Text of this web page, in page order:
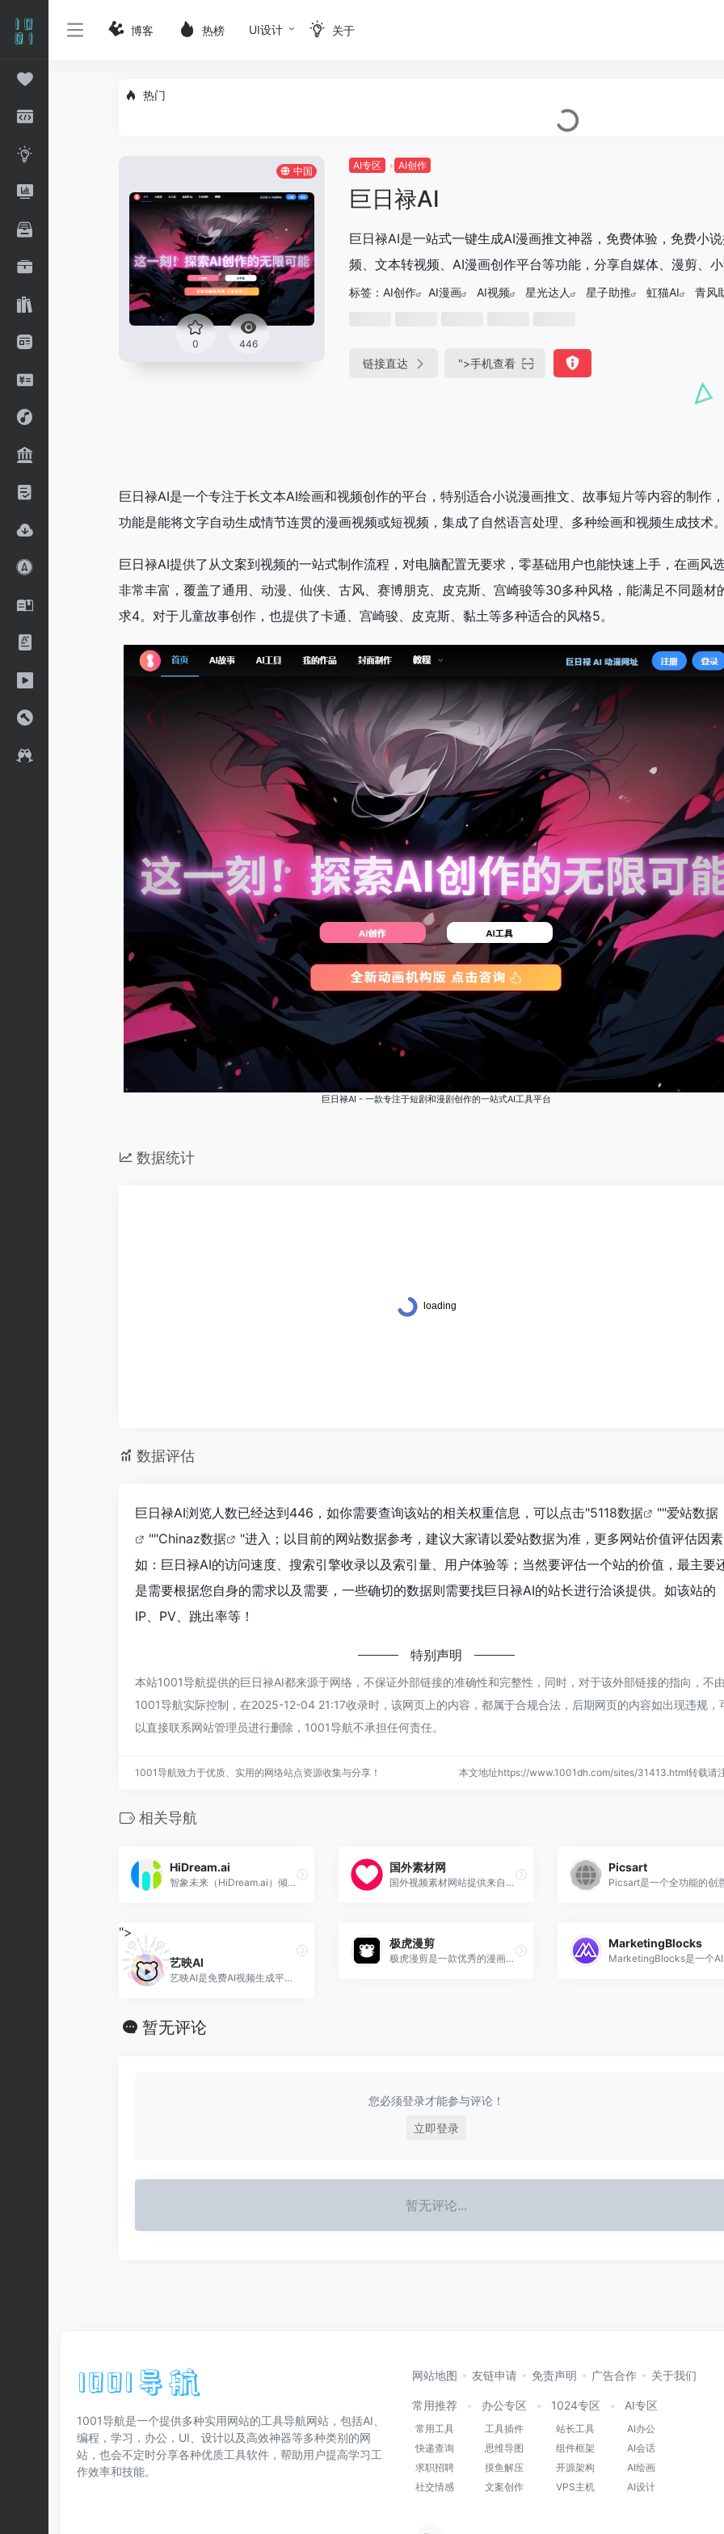
博客 热榜 UI设计 关于
热门
中国
0 446
AI专区 AI创作
巨日禄AI
巨日禄AI是一站式一键生成AI漫画推文神器，免费体验，免费小
频、文本转视频、AI漫画创作平台等功能，分享自媒体、漫剪、
标签： AI创作 AI漫画 AI视频 星光达人 星子助推 虹猫AI 青风
链接直达 ">手机查看
巨日禄AI是一个专注于长文本AI绘画和视频创作的平台，特别适合小说漫画推文、故事短片等内容的制作‌，
功能是能将文字自动生成情节连贯的漫画视频或短视频，集成了自然语言处理、多种绘画和视频生成技术‌。
巨日禄AI提供了从文案到视频的一站式制作流程，对电脑配置无要求，零基础用户也能快速上手‌， 在画风
非常丰富，覆盖了通用、动漫、仙侠、古风、赛博朋克、皮克斯、宫崎骏等30多种风格，能满足不同题材
求‌4。对于儿童故事创作，也提供了卡通、宫崎骏、皮克斯、黏土等多种适合的风格‌5。
巨日禄AI - 一款专注于短剧和漫剧创作的一站式AI工具平台
数据统计
数据评估
巨日禄AI浏览人数已经达到446，如你需要查询该站的相关权重信息，可以点击"5118数据 ""爱站数据
""Chinaz数据
"进入；以目前的网站数据参考，建议大家请以爱站数据为准，更多网站价值评估因素
如：巨日禄AI的访问速度、搜索引擎收录以及索引量、用户体验等；当然要评估一个站的价值，最主要
是需要根据您自身的需求以及需要，一些确切的数据则需要找巨日禄AI的站长进行洽谈提供。如该站的
IP、PV、跳出率等！
特别声明
本站1001导航提供的巨日禄AI都来源于网络，不保证外部链接的准确性和完整性，同时，对于该外部链接的指向，不由
1001导航实际控制，在2025-12-04 21:17收录时，该网页上的内容，都属于合规合法，后期网页的内容如出现违规，
以直接联系网站管理员进行删除，1001导航不承担任何责任。
1001导航致力于优质、实用的网络站点资源收集与分享！ 本文地址https://www.1001dh.com/sites/31413.html转载请
相关导航
HiDream.ai
智象未来（HiDream.ai）倾力打造的基于国际领先且自主可控生成式人工智能（AIGC）多模态大模型的全中文易上手AIGC创作平台和社区，主要包括文生图、图生图、文生视频、图生视频、图片智能重绘、智能拓图、智能排版、视频智能编辑、设计师展示交流社区、AI创意创作大赛、AIGC课程及攻略等栏目，帮助您零基础轻松掌握AIGC一站式能力，唤醒创造力、生命感和价值感，解放生产力，全面提升全流程工作效率。
国外素材网
国外视频素材网站提供来自全球的无水印视频素材下载,免费视频免版权用得安心,每一段4K高清视频素材库都是精心挑选的,符合海外流行趋势的高品质影视素材,欢迎收藏国外素材网
Picsart
">
艺映AI
艺映AI是免费AI视频生成平台，释放每一帧的创造力和创新，专业创建文生视频和AI动态短视频。将文本转换为高质量AI视频，适用于多种场景，如抖音短视频、小说推文、AI短片、AI电影等制作。
极虎漫剪
极虎漫剪是一款优秀的漫画剪辑、小说推文生成工具,是一款集成AI创作能力和SD绘图能力的小说推文创作提效工具，使用者通过极虎漫剪可以快速、方便、简洁、高效的制作视频、图片等形式的小说推文工具
MarketingBlocks‌
暂无评论
您必须登录才能参与评论！
立即登录
暂无评论...
1001导航是一个提供多种实用网站的工具导航网站，包括AI、
编程，学习，办公，UI、设计以及高效神器等多种类别的网
站，也会不定时分享各种优质工具软件，帮助用户提高学习工
作效率和技能。
网站地图 友链申请 免责声明 广告合作 关于我们
常用推荐
常用工具
快递查询
求职招聘
社交情感
办公专区
工具插件
思维导图
摸鱼解压
文案创作
1024专区
站长工具
组件框架
开源架构
VPS主机
AI专区
AI办公
AI会话
AI绘画
AI设计